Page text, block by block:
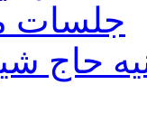
جلسات
دوم 93 -